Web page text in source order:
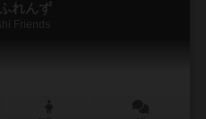
れんず
Friends